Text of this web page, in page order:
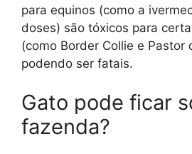
para equinos (como a
doses) são tóxicos para
(como Border Collie e Pastor
podendo ser fatais.
Gato pode ficar
fazenda?